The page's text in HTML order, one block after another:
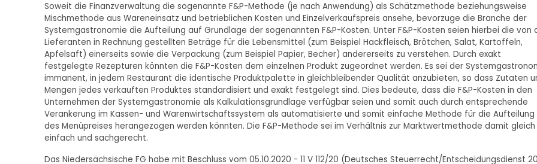
Soweit die Finanzverwaltung die sogenannte F&P-Methode (je nach Anwendung) als Schätzmethode beziehungsweise
Mischmethode aus Wareneinsatz und betrieblichen Kosten und Einzelverkaufspreis ansehe, bevorzuge die Branche der
Systemgastronomie die Aufteilung auf Grundlage der sogenannten F&P-Kosten. Unter F&P-Kosten seien hierbei die von
Lieferanten in Rechnung gestellten Beträge für die Lebensmittel (zum Beispiel Hackfleisch, Brötchen, Salat, Kartoffeln,
Apfelsaft) einerseits sowie die Verpackung (zum Beispiel Papier, Becher) andererseits zu verstehen. Durch exakt
festgelegte Rezepturen könnten die F&P-Kosten dem einzelnen Produkt zugeordnet werden. Es sei der
immanent, in jedem Restaurant die identische Produktpalette in gleichbleibender Qualität anzubieten, so dass Zutaten
Mengen jedes verkauften Produktes standardisiert und exakt festgelegt sind. Dies bedeute, dass die F&P-Kosten in den
Unternehmen der Systemgastronomie als Kalkulationsgrundlage verfügbar seien und somit auch durch entsprechende
Verankerung im Kassen- und Warenwirtschaftssystem als automatisierte und somit einfache Methode für die Aufteilung
des Menüpreises herangezogen werden könnten. Die F&P-Methode sei im Verhältnis zur Marktwertmethode damit gleich
einfach und sachgerecht.
Das Niedersächsische FG habe mit Beschluss vom 05.10.2020 - 11 V 112/20 (Deutsches Steuerrecht/Entscheidungsdienst